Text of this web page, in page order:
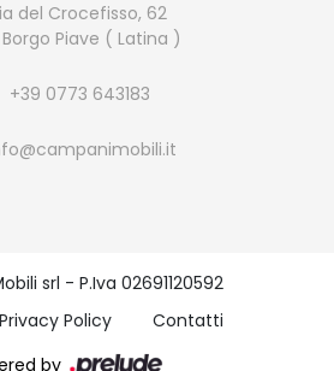
del Crocefisso, 62
Piave ( Latina )
+39 0773 643183
srl - P.Iva 02691120592
Privacy Policy
Contatti
by